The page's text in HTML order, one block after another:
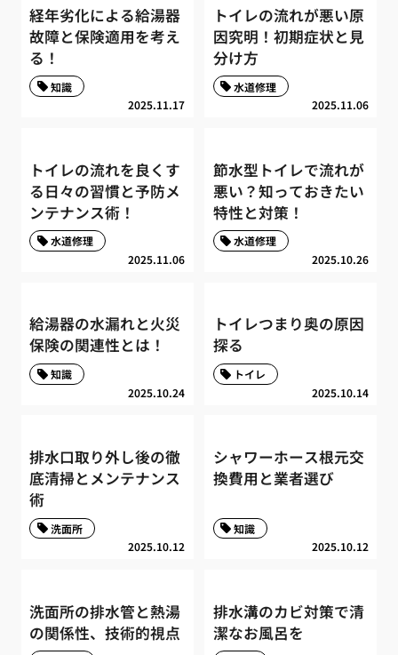
経年劣化による給湯器
故障と保険適用を考え
る！
2025.11.17
知識
トイレの流れが悪い原
因究明！初期症状と見
分け方
2025.11.06
水道修理
トイレの流れを良くす
る日々の習慣と予防メ
ンテナンス術！
2025.11.06
水道修理
節水型トイレで流れが
悪い？知っておきたい
特性と対策！
2025.10.26
水道修理
給湯器の水漏れと火災
保険の関連性とは！
2025.10.24
知識
トイレつまり奥の原因
探る
2025.10.14
トイレ
排水口取り外し後の徹
底清掃とメンテナンス
術
2025.10.12
洗面所
シャワーホース根元交
換費用と業者選び
2025.10.12
知識
洗面所の排水管と熱湯
の関係性、技術的視点
排水溝のカビ対策で清
潔なお風呂を